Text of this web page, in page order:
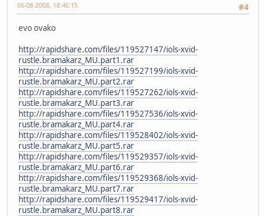
#4
06-08-2008, 18:46:15
evo ovako
http://rapidshare.com/files/119527147/iols-xvid-
rustle.bramakarz_MU.part1.rar
http://rapidshare.com/files/119527199/iols-xvid-
rustle.bramakarz_MU.part2.rar
http://rapidshare.com/files/119527262/iols-xvid-
rustle.bramakarz_MU.part3.rar
http://rapidshare.com/files/119527536/iols-xvid-
rustle.bramakarz_MU.part4.rar
http://rapidshare.com/files/119528402/iols-xvid-
rustle.bramakarz_MU.part5.rar
http://rapidshare.com/files/119529357/iols-xvid-
rustle.bramakarz_MU.part6.rar
http://rapidshare.com/files/119529368/iols-xvid-
rustle.bramakarz_MU.part7.rar
http://rapidshare.com/files/119529417/iols-xvid-
rustle.bramakarz_MU.part8.rar